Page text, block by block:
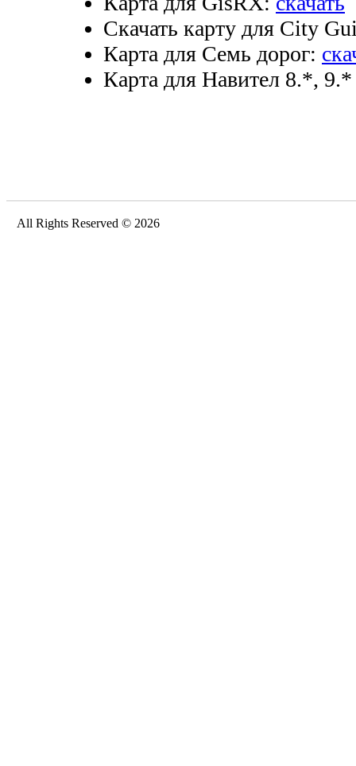
Скачать карту для City
Карта для Семь дорог:
Карта для Навител 8.*,
All Rights Reserved © 2026